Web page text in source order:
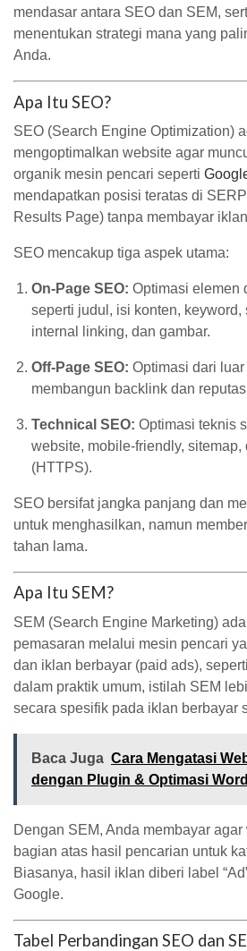
mendasar antara SEO dan SEM,
menentukan strategi mana yang
Anda.
Apa Itu SEO?
SEO (Search Engine Optimization)
mengoptimalkan website agar
organik mesin pencari seperti
mendapatkan posisi teratas di
Results Page) tanpa membayar
SEO mencakup tiga aspek utama:
On-Page SEO: Optimasi elemen
seperti judul, isi konten, keyword,
internal linking, dan gambar.
Off-Page SEO: Optimasi dari
membangun backlink dan
Technical SEO: Optimasi teknis
website, mobile-friendly,
(HTTPS).
SEO bersifat jangka panjang dan
untuk menghasilkan, namun
tahan lama.
Apa Itu SEM?
SEM (Search Engine Marketing)
pemasaran melalui mesin pencari
dan iklan berbayar (paid ads), seperti
dalam praktik umum, istilah SEM
secara spesifik pada iklan berbayar
Baca Juga Cara Mengatasi
dengan Plugin & Optimasi
Dengan SEM, Anda membayar
bagian atas hasil pencarian untuk
Biasanya, hasil iklan diberi label
Google.
Tabel Perbandingan SEO dan